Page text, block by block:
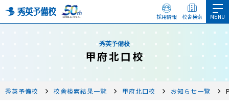
採用情報 校舎検索
秀英予備校
甲府北口校
秀英予備校 校舎検索結果一覧 甲府北口校 お知らせ一覧